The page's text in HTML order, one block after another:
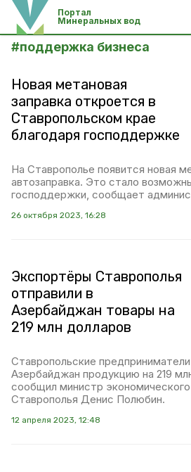
Портал
Минеральных вод
#поддержка бизнеса
Новая метановая
заправка откроется в
Ставропольском крае
благодаря господдержке
На Ставрополье появится новая
автозаправка. Это стало
господдержки, сообщает
26 октября 2023, 16:28
Экспортёры Ставрополья
отправили в
Азербайджан товары на
219 млн долларов
Ставропольские
Азербайджан продукцию на 219
сообщил министр экономического
Ставрополья Денис Полюбин.
12 апреля 2023, 12:48